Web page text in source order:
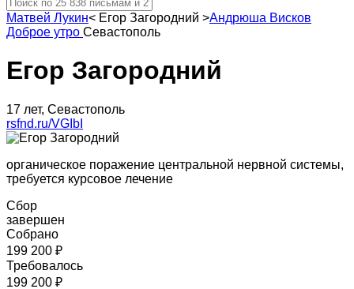
Матвей Лукин< Егор Загородний >Андрюша Висков
Доброе утро Севастополь
Егор Загородний
17 лет, Севастополь
rsfnd.ru/VGIbI
органическое поражение центральной нервной системы,
требуется курсовое лечение
Сбор
завершен
Собрано
199 200 ₽
Требовалось
199 200 ₽